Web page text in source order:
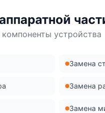
устройства
Замена
Замена
Замена